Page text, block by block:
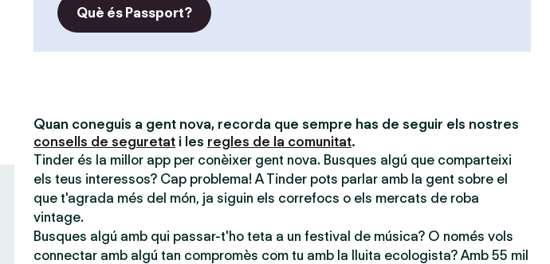
Què és Passport?
Quan coneguis a gent nova, recorda que sempre has de seguir els nostres
consells de seguretat i les regles de la comunitat.
Tinder és la millor app per conèixer gent nova. Busques algú que comparteixi
els teus interessos? Cap problema! A Tinder pots parlar amb la gent sobre el
que t'agrada més del món, ja siguin els correfocs o els mercats de roba
vintage.
Busques algú amb qui passar-t'ho teta a un festival de música? O només vols
connectar amb algú tan compromès com tu amb la lluita ecologista? Amb 55 mil